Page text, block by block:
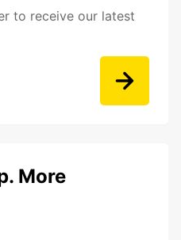
to receive our latest
More